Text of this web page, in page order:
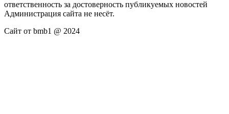
ответственность за достоверность публикуемых новостей
Администрация сайта не несёт.
Сайт от bmb1 @ 2024